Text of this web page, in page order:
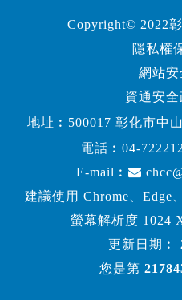
Copyright© 2022
隱私權
網站
資通安
地址︰500017 彰化市中
電話︰ 04-
E-mail︰
建議使用 Chrome、Edge
螢幕解析度 1024
更新日期︰
您是第